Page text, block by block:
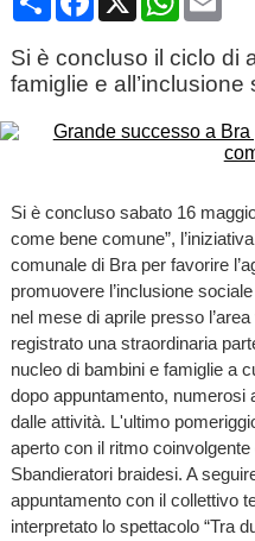
Si è concluso il ciclo di
famiglie e all’inclusione
Si è concluso sabato 16
come bene comune”,
comunale di Bra per favorire
promuovere l’inclusione
nel mese di aprile presso
registrato una straordinaria
nucleo di bambini e famiglie a
dopo appuntamento, numerosi
dalle attività. L'ultimo
aperto con il ritmo
Sbandieratori braidesi. A
appuntamento con il collettivo
interpretato lo spettacolo “Tra